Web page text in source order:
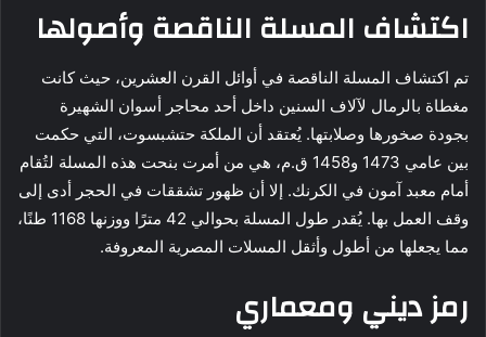
اكتشاف المسلة الناقصة وأصولها
تم اكتشاف المسلة الناقصة في أوائل القرن العشرين، حيث كانت
مغطاة بالرمال لآلاف السنين داخل أحد محاجر أسوان الشهيرة
بجودة صخورها وصلابتها. يُعتقد أن الملكة حتشبسوت، التي حكمت
بين عامي 1473 و1458 ق.م، هي من أمرت بنحت هذه المسلة لتُقام
أمام معبد آمون في الكرنك. إلا أن ظهور تشققات في الحجر أدى إلى
وقف العمل بها. يُقدر طول المسلة بحوالي 42 مترًا ووزنها 1168 طنًا،
مما يجعلها من أطول وأثقل المسلات المصرية المعروفة.
رمز ديني ومعماري